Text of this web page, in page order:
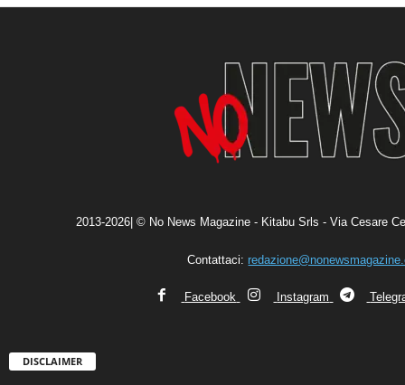
2013-2026| © No News Magazine - Kitabu Srls - Via Cesare
Contattaci:
Facebook Instagram
DISCLAIMER